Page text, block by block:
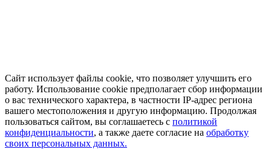
Сайт использует файлы cookie, что позволяет улучшить его
работу. Использование cookie предполагает сбор информации
о вас технического характера, в частности IP-адрес региона
вашего местоположения и другую информацию. Продолжая
пользоваться сайтом, вы соглашаетесь с политикой
конфиденциальности, а также даете согласие на обработку
своих персональных данных.